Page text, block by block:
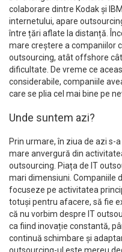
colaborare dintre Kodak și
internetului, apare
între țări aflate la distanță.
mare creștere a companiilor
outsourcing, atât offshore
dificultate. De vreme ce
considerabile, companiile
care se plia cel mai bine pe
Unde suntem azi?
Prin urmare, în ziua de azi s-
mare anvergură din
outsourcing. Piața de IT
mari dimensiuni. Companiile
focuseze pe activitatea
totuși pentru afacere, să fie
că nu vorbim despre IT
ca fiind inovație constantă,
continuă schimbare și